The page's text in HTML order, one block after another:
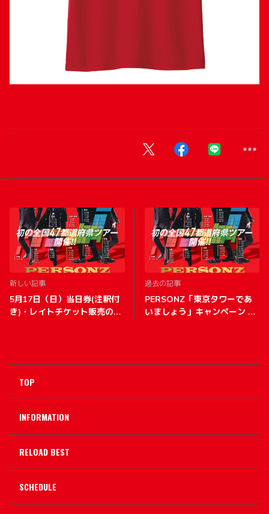
新しい記事
5月17日（日）当日券(注釈付
き)・レイトチケット販売のお
過去の記事
PERSONZ「東京タワーであ
いましょう」キャンペーン の
TOP
INFORMATION
RELOAD BEST
SCHEDULE